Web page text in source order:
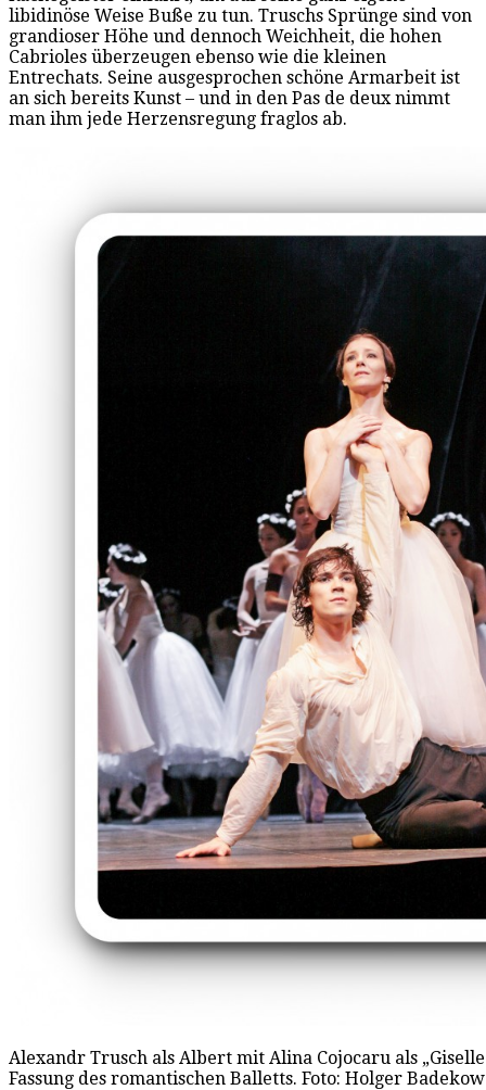
libidinöse Weise Buße zu tun. Truschs Sprünge sind von
grandioser Höhe und dennoch Weichheit, die hohen
Cabrioles überzeugen ebenso wie die kleinen
Entrechats. Seine ausgesprochen schöne Armarbeit ist
an sich bereits Kunst – und in den Pas de deux nimmt
man ihm jede Herzensregung fraglos ab.
Alexandr Trusch als Albert mit Alina Cojocaru als
Fassung des romantischen Balletts. Foto: Holger Badekow